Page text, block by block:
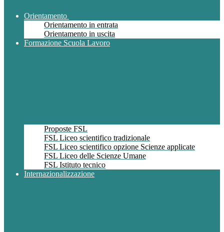
Orientamento
Orientamento in entrata
Orientamento in uscita
Formazione Scuola Lavoro
Proposte FSL
FSL Liceo scientifico tradizionale
FSL Liceo scientifico opzione Scienze applicate
FSL Liceo delle Scienze Umane
FSL Istituto tecnico
Internazionalizzazione